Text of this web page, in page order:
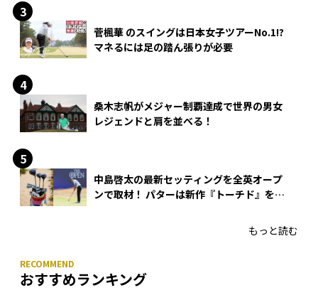
菅楓華 のスイングは日本女子ツアーNo.1!?
マネるには足の踏ん張りが必要
桑木志帆がメジャー制覇達成で世界の男女
レジェンドと肩を並べる！
中島啓太の最新セッティングを全英オープ
ンで取材！ パターは新作『トーチド』を投
もっと読む
おすすめランキング